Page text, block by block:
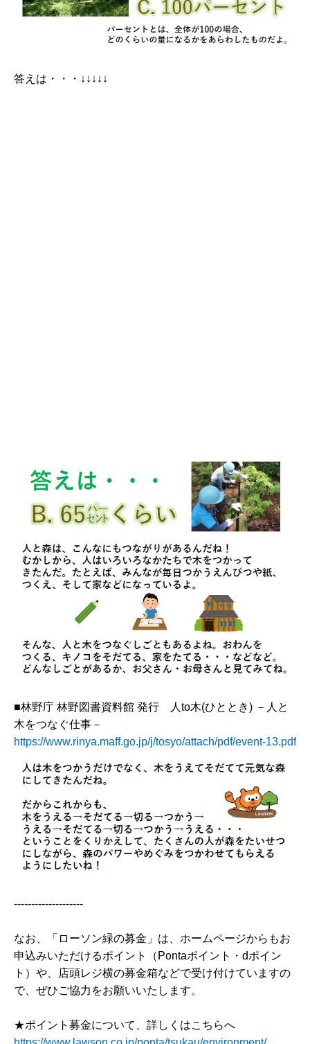
答えは・・・↓↓↓↓↓
■林野庁 林野図書資料館 発行 人to木(ひととき) －人と
木をつなぐ仕事－
https://www.rinya.maff.go.jp/j/tosyo/attach/pdf/event-13.pdf
--------------------
なお、「ローソン緑の募金」は、ホームページからもお
申込みいただけるポイント（Pontaポイント・dポイン
ト）や、店頭レジ横の募金箱などで受け付けていますの
で、ぜひご協力をお願いいたします。
★ポイント募金について、詳しくはこちらへ